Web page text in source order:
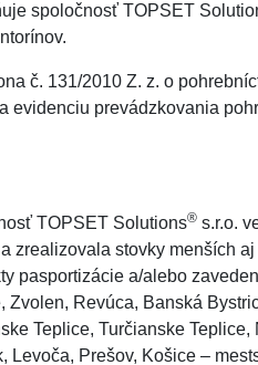
spoločnosť TOPSET
č. 131/2010 Z. z. o
evidenciu prevádzkovania
TOPSET Solutions® s.r.o.
zrealizovala stovky menších
pasportizácie a/alebo
Revúca, Banská
Teplice, Turčianske
Prešov, Košice –